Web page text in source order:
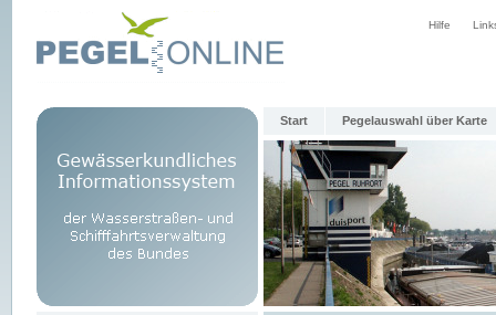
Hilfe
Start Pegelauswahl über Karte